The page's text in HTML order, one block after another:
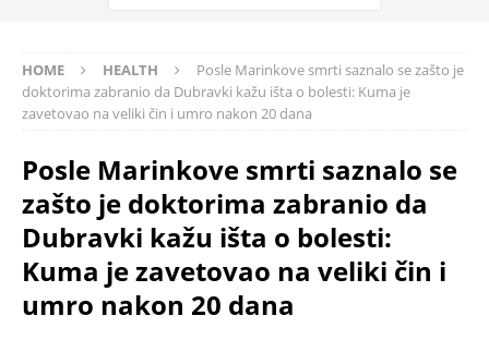
HOME HEALTH
Posle Marinkove smrti saznalo se zašto je
doktorima zabranio da Dubravki kažu išta o bolesti: Kuma je
zavetovao na veliki čin i umro nakon 20 dana
Posle Marinkove smrti saznalo se
zašto je doktorima zabranio da
Dubravki kažu išta o bolesti:
Kuma je zavetovao na veliki čin i
umro nakon 20 dana